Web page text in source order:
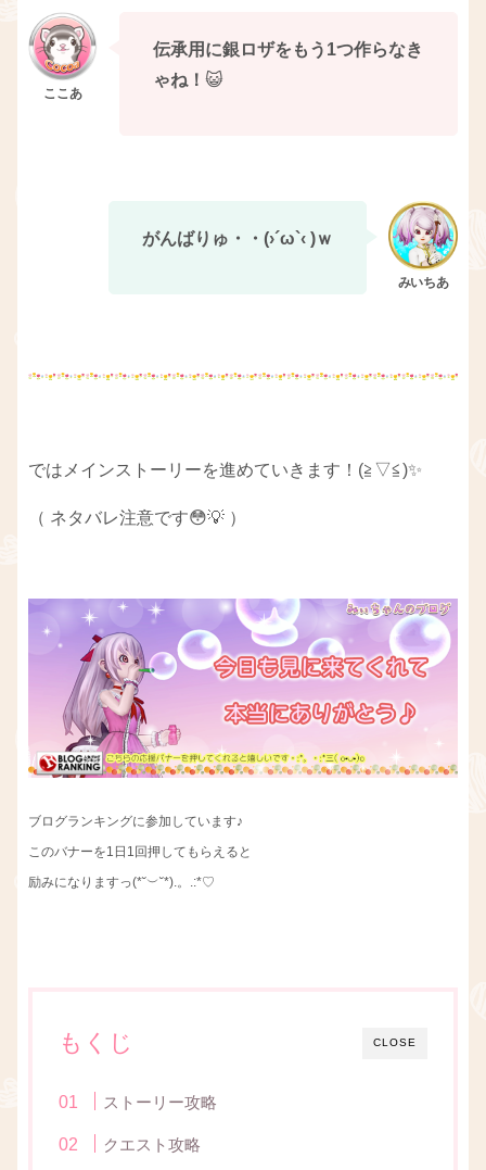
伝承用に銀ロザをもう1つ作らなき
ゃね！ 😺
がんばりゅ・・(›´ω`‹ )ｗ
ではメインストーリーを進めていきます！(≧▽≦)✨
（ ネタバレ注意です😳💡 ）
ブログランキングに参加しています♪
このバナーを1日1回押してもらえると
励みになりますっ(*˘︶˘*).。.:*♡
CLOSE
もくじ
ストーリー攻略
クエスト攻略